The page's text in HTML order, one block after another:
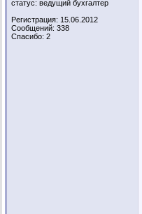
статус: ведущий бухгалтер
Регистрация: 15.06.2012
Сообщений: 338
Спасибо: 2